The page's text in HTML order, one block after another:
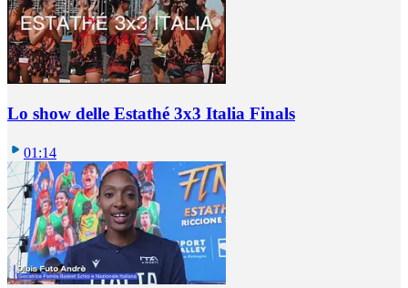
Lo show delle Estathé 3x3 Italia Finals
01:14